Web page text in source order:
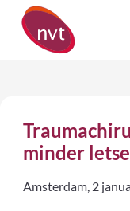
minder
Amsterdam, 2